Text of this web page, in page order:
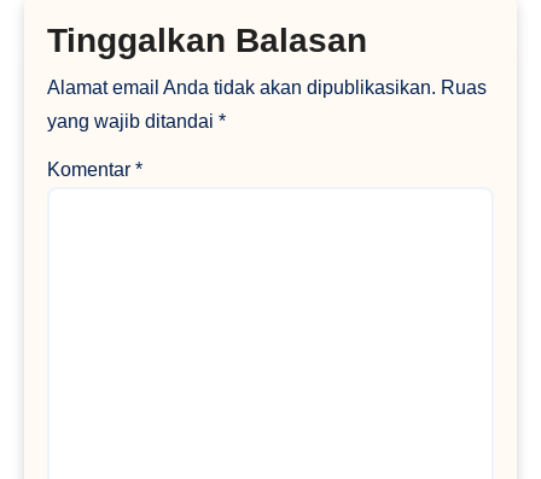
Tinggalkan Balasan
Alamat email Anda tidak akan dipublikasikan. Ruas
yang wajib ditandai*
Komentar*